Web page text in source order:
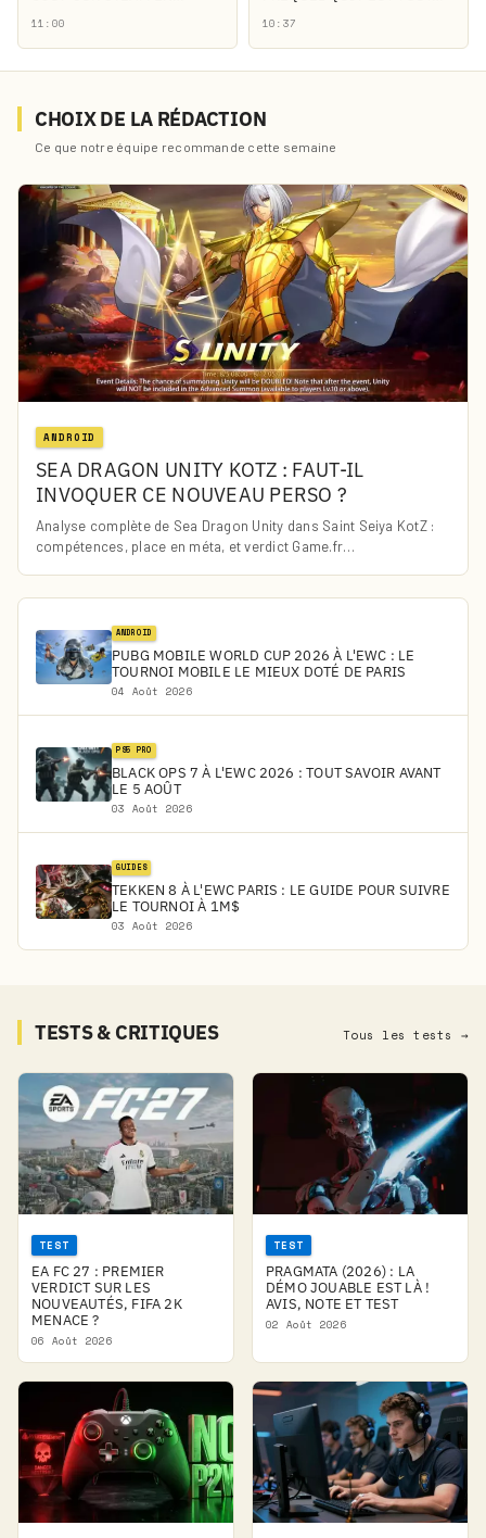
11:00 10:37
CHOIX DE LA RÉDACTION
Ce que notre équipe recommande cette semaine
ANDROID
SEA DRAGON UNITY KOTZ : FAUT-IL
INVOQUER CE NOUVEAU PERSO ?
Analyse complète de Sea Dragon Unity dans Saint Seiya KotZ :
compétences, place en méta, et verdict Game.fr…
ANDROID
PUBG MOBILE WORLD CUP 2026 À L'EWC : LE
TOURNOI MOBILE LE MIEUX DOTÉ DE PARIS
04 Août 2026
PS5 PRO
BLACK OPS 7 À L'EWC 2026 : TOUT SAVOIR AVANT
LE 5 AOÛT
03 Août 2026
GUIDES
TEKKEN 8 À L'EWC PARIS : LE GUIDE POUR SUIVRE
LE TOURNOI À 1M$
03 Août 2026
TESTS & CRITIQUES Tous les tests →
TEST
EA FC 27 : PREMIER
VERDICT SUR LES
NOUVEAUTÉS, FIFA 2K
MENACE ?
06 Août 2026
TEST
PRAGMATA (2026) : LA
DÉMO JOUABLE EST LÀ !
AVIS, NOTE ET TEST
02 Août 2026